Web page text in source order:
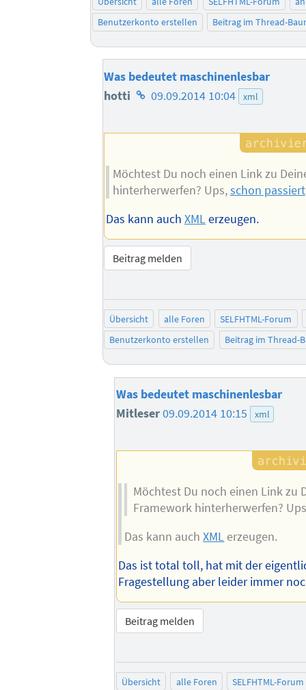
Benutzerkonto erstellen
Beitrag im Thread-
Was bedeutet maschinenlesbar
hotti Homepage
Autors
09.09.2014 10:04 xml
Möchtest Du noch einen Link zu
hinterherwerfen? Ups,schon passiert
Das kann auchXMLerzeugen.
Beitrag melden
Übersicht alle Foren
SELFHTML-Forum
Benutzerkonto erstellen
Beitrag im Thread-
Was bedeutet maschinenlesbar
Mitleser09.09.2014 10:15 xml
Möchtest Du noch einen Link zu
Framework hinterherwerfen?
Das kann auchXML erzeugen.
Das ist total toll, hat mit der
Fragestellung aber leider immer
Beitrag melden
Übersicht alle Foren
SELFHTML-Forum